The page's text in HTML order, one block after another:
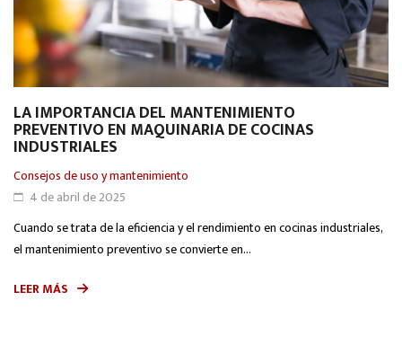
LA IMPORTANCIA DEL MANTENIMIENTO
PREVENTIVO EN MAQUINARIA DE COCINAS
INDUSTRIALES
Consejos de uso y mantenimiento
4 de abril de 2025
Cuando se trata de la eficiencia y el rendimiento en cocinas industriales,
el mantenimiento preventivo se convierte en...
LEER MÁS